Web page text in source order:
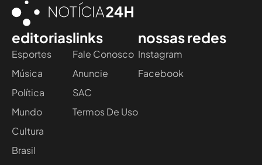
editorias
Esportes
Música
Política
Mundo
Cultura
Brasil
links
Fale Conosco
Anuncie
SAC
Termos De Uso
nossas redes
Instagram
Facebook